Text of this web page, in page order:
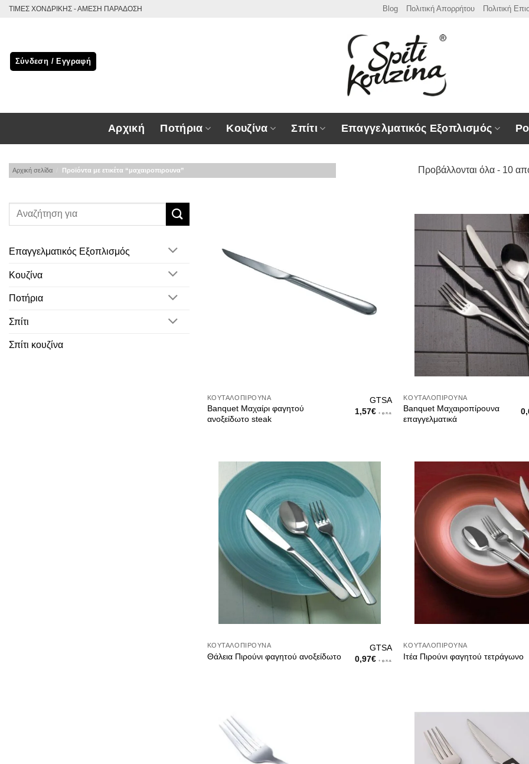
Μετάβαση
ΤΙΜΕΣ ΧΟΝΔΡΙΚΗΣ - ΑΜΕΣΗ ΠΑΡΑΔΟΣΗ Blog Πολιτική Απορρήτου Πολιτική
Σύνδεση / Εγγραφή
Αρχική Ποτήρια Κουζίνα Σπίτι Επαγγελματικός Εξοπλισμός
Αρχική σελίδα Προϊόντα με ετικέτα “μαχαιροπιρουνα” Προβάλλονται όλα - 10
Επαγγελματικός Εξοπλισμός
Κουζίνα
Ποτήρια
Σπίτι
Σπίτι κουζίνα
ΚΟΥΤΑΛΟΠΊΡΟΥΝΑ
Banquet Μαχαίρι φαγητού
ανοξείδωτο steak
GTSA
1,57€ + φ.π.α.
ΚΟΥΤΑΛΟΠΊΡΟΥΝΑ
Banquet Μαχαιροπίρουνα
επαγγελματικά
ΚΟΥΤΑΛΟΠΊΡΟΥΝΑ
Θάλεια Πιρούνι φαγητού ανοξείδωτο
GTSA
0,97€ + φ.π.α.
ΚΟΥΤΑΛΟΠΊΡΟΥΝΑ
Ιτέα Πιρούνι φαγητού τετράγωνο